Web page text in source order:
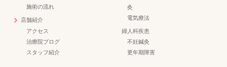
施術の流れ
店舗紹介
アクセス
治療院ブログ
スタッフ紹介
灸
電気療法
婦人科疾患
不妊鍼灸
更年期障害